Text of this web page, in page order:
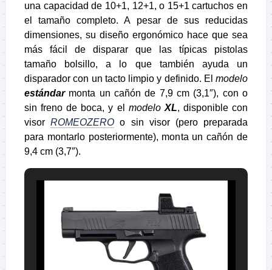
una capacidad de 10+1, 12+1, o 15+1 cartuchos en
el tamaño completo. A pesar de sus reducidas
dimensiones, su diseño ergonómico hace que sea
más fácil de disparar que las típicas pistolas
tamaño bolsillo, a lo que también ayuda un
disparador con un tacto limpio y definido. El modelo
estándarmonta un cañón de 7,9 cm (3,1″), con o
sin freno de boca, y el modelo XL, disponible con
visorROMEOZERO o sin visor (pero preparada
para montarlo posteriormente), monta un cañón de
9,4 cm (3,7″).